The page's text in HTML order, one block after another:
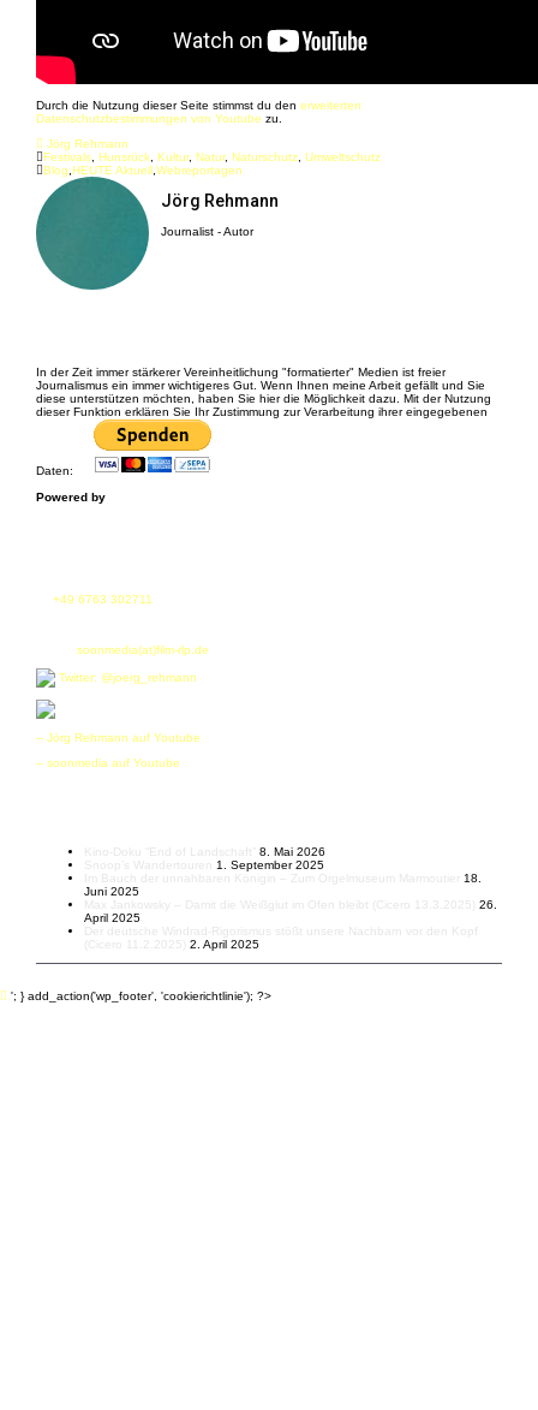
Durch die Nutzung dieser Seite stimmst du den erweiterten
Datenschutzbestimmungen von Youtube zu.
Jörg Rehmann
Festivals Hunsrück Kultur, Natur, Naturschutz Umweltschutz
Blog HEUTE Aktuell Webreportagen
Jörg Rehmann
Journalist - Autor
In der Zeit immer stärkerer Vereinheitlichung "formatierter" Medien ist freier
Journalismus ein immer wichtigeres Gut. Wenn Ihnen meine Arbeit gefällt und Sie
diese unterstützen möchten, haben Sie hier die Möglichkeit dazu. Mit der Nutzung
dieser Funktion erklären Sie Ihr Zustimmung zur Verarbeitung ihrer eingegebenen
Daten:
Powered by
+49 6763 302711
soonmedia(at)film-rlp.de
Twitter: @joerg_rehmann
-- Jörg Rehmann auf Youtube
-- soonmedia auf Youtube
Kino-Doku “End of Landschaft” 8. Mai 2026
Snoop’s Wandertouren
1. September 2025
Im Bauch der unnahbaren Königin – Zum Orgelmuseum Marmoutier
18.
Juni 2025
Max Jankowsky – Damit die Weißglut im Ofen bleibt (Cicero 13.3.2025)
26.
April 2025
Der deutsche Windrad-Rigorismus stößt unsere Nachbarn vor den Kopf
(Cicero 11.2.2025)
2. April 2025
'; } add_action('wp_footer', 'cookierichtlinie'); ?>